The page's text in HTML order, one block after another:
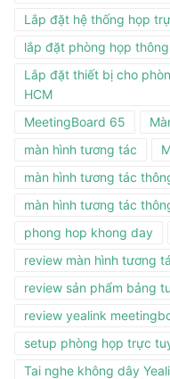
Lắp đặt hệ thống họp
lắp đặt phòng họp
Lắp đặt thiết bị cho
HCM
MeetingBoard 65
màn hình tương tác
màn hình tương tác
màn hình tương tác
phong hop khong day
review màn hình tương
review sản phẩm bảng
review yealink
setup phòng họp trực
Tai nghe không dây